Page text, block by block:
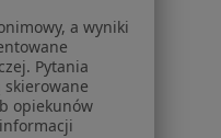
a wyniki
Pytania
skierowane
opiekunów